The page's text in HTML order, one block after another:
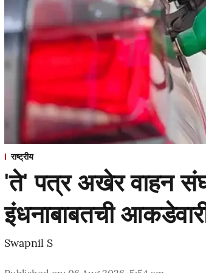
राष्ट्रीय
'ते' पत्र अखेर वाहन
इंधनाबाबतची
Swapnil S